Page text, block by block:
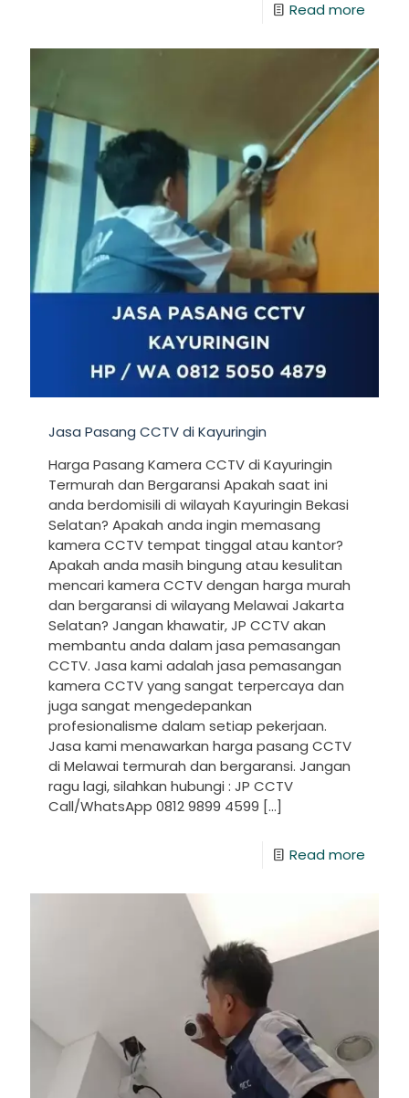
Read more
Jasa Pasang CCTV di Kayuringin
Harga Pasang Kamera CCTV di Kayuringin
Termurah dan Bergaransi Apakah saat ini
anda berdomisili di wilayah Kayuringin Bekasi
Selatan? Apakah anda ingin memasang
kamera CCTV tempat tinggal atau kantor?
Apakah anda masih bingung atau kesulitan
mencari kamera CCTV dengan harga murah
dan bergaransi di wilayang Melawai Jakarta
Selatan? Jangan khawatir, JP CCTV akan
membantu anda dalam jasa pemasangan
CCTV. Jasa kami adalah jasa pemasangan
kamera CCTV yang sangat terpercaya dan
juga sangat mengedepankan
profesionalisme dalam setiap pekerjaan.
Jasa kami menawarkan harga pasang CCTV
di Melawai termurah dan bergaransi. Jangan
ragu lagi, silahkan hubungi : JP CCTV
Call/WhatsApp 0812 9899 4599 […]
Read more